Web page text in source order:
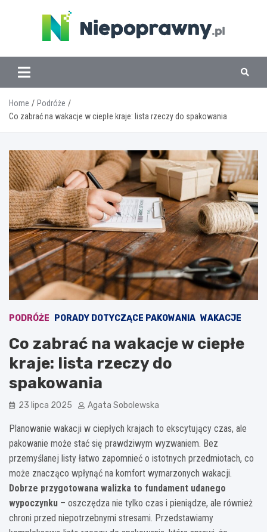
www.niepoprawny.pl
Home
Podróże
Co zabrać na wakacje w ciepłe kraje: lista rzeczy do spakowania
PODRÓŻE PORADY DOTYCZĄCE PAKOWANIA WAKACJE
Co zabrać na wakacje w ciepłe
kraje: lista rzeczy do
spakowania
23 lipca 2025 Agata Sobolewska
Planowanie wakacji w ciepłych krajach to ekscytujący czas, ale
pakowanie może stać się prawdziwym wyzwaniem. Bez
przemyślanej listy łatwo zapomnieć o istotnych przedmiotach, co
może znacząco wpłynąć na komfort wymarzonych wakacji.
Dobrze przygotowana walizka to fundament udanego
wypoczynku – oszczędza nie tylko czas i pieniądze, ale również
chroni przed niepotrzebnymi stresami. Przedstawiamy